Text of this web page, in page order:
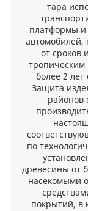
тара
платформы и
автомобилей,
от сроков
тропическим
более 2
Защита
районов
по
древесины от
насекомыми
покрытий, в